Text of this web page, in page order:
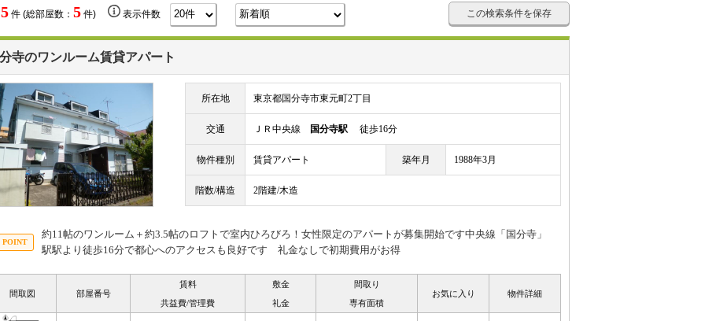
5 件 (総部屋数： 5 件) 表示件数 この検索条件を保存
寺のワンルーム賃貸アパート
所在地 東京都国分寺市東元町2丁目
交通 ＪＲ中央線 国分寺駅 徒歩16分
物件種別 賃貸アパート 築年月 1988年3月
階数/構造 2階建/木造
約11帖のワンルーム＋約3.5帖のロフトで室内ひろびろ！女性限定のアパートが募集開始です中央線「国分寺」
駅駅より徒歩16分で都心へのアクセスも良好です 礼金なしで初期費用がお得
間取図 部屋番号
賃料
共益費/管理費
敷金
礼金
間取り
専有面積
お気に入り 物件詳細